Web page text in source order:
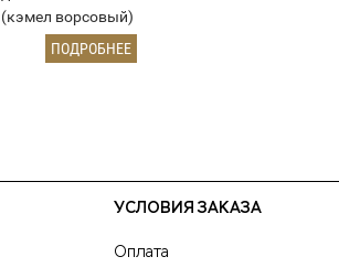
(кэмел ворсовый)
ПОДРОБНЕЕ
УСЛОВИЯ ЗАКАЗА
Оплата